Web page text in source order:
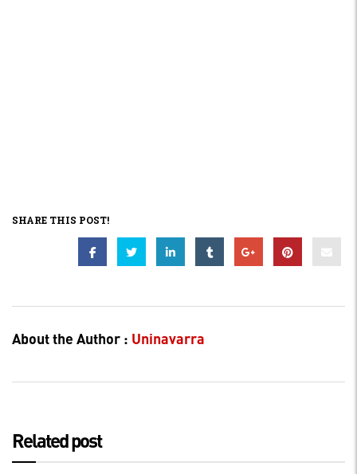
SHARE THIS POST!
About the Author : Uninavarra
Related post